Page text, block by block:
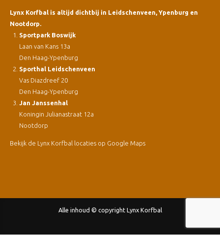
Lynx Korfbal is altijd dichtbij in Leidschenveen, Ypenburg en
Nootdorp.
Sportpark Boswijk
Laan van Kans 13a
Den Haag-Ypenburg
Sporthal Leidschenveen
Vas Diazdreef 20
Den Haag-Ypenburg
Jan Janssenhal
Koningin Julianastraat 12a
Nootdorp
Bekijk de Lynx Korfbal locaties op Google Maps
Alle inhoud © copyright Lynx Korfbal